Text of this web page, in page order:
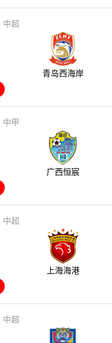
中超
青岛西海岸
中甲
广西恒宸
中超
上海海港
中超